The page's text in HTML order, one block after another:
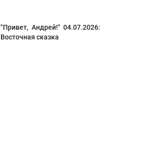
"Привет, Андрей!" 04.07.2026:
Восточная сказка